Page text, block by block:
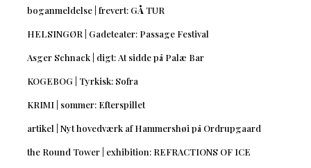
boganmeldelse | frevert: GÅ TUR
HELSINGØR | Gadeteater: Passage Festival
Asger Schnack | digt: At sidde på Palæ Bar
KOGEBOG | Tyrkisk: Sofra
KRIMI | sommer: Efterspillet
artikel | Nyt hovedværk af Hammershøi på Ordrupgaard
the Round Tower | exhibition: REFRACTIONS OF ICE